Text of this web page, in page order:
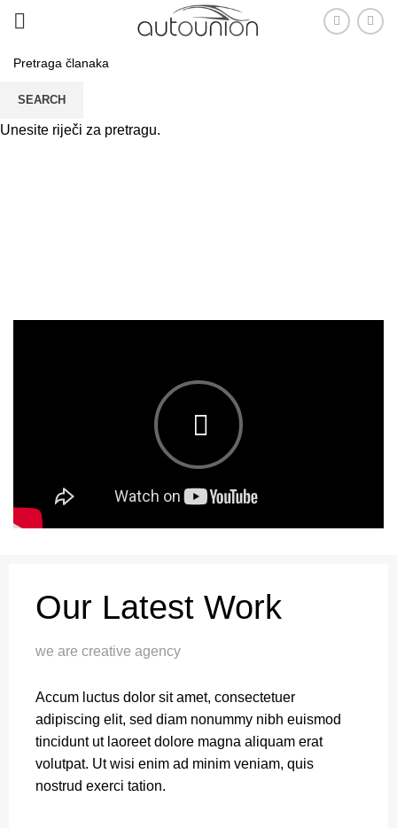
Our Latest Work
we are creative agency
Accum luctus dolor sit amet, consectetuer
adipiscing elit, sed diam nonummy nibh euismod
tincidunt ut laoreet dolore magna aliquam erat
volutpat. Ut wisi enim ad minim veniam, quis
nostrud exerci tation.
SEARCH
Unesite riječi za pretragu.